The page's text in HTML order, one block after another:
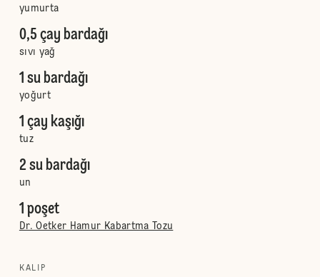
yumurta
0,5 çay bardağı
sıvı yağ
1 su bardağı
yoğurt
1 çay kaşığı
tuz
2 su bardağı
un
1 poşet
Dr. Oetker Hamur Kabartma Tozu
KALIP